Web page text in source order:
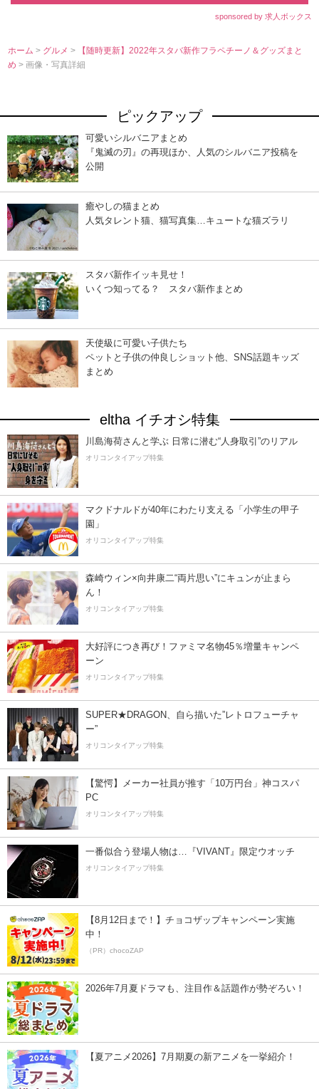
sponsored by 求人ボックス
ホーム > グルメ>
【随時更新】2022年スタバ新作フラペチーノ＆グッズまと
め> 画像・写真詳細
ピックアップ
可愛いシルバニアまとめ
『鬼滅の刃』の再現ほか、人気のシルバニア投稿を
公開
癒やしの猫まとめ
人気タレント猫、猫写真集…キュートな猫ズラリ
スタバ新作イッキ見せ！
いくつ知ってる？ スタバ新作まとめ
天使級に可愛い子供たち
ペットと子供の仲良しショット他、SNS話題キッズ
まとめ
eltha イチオシ特集
川島海荷さんと学ぶ 日常に潜む“人身取引”のリアル
オリコンタイアップ特集
マクドナルドが40年にわたり支える「小学生の甲子
園」
オリコンタイアップ特集
森崎ウィン×向井康二“両片思い”にキュンが止まら
ん！
オリコンタイアップ特集
大好評につき再び！ファミマ名物45％増量キャンペ
ーン
オリコンタイアップ特集
SUPER★DRAGON、自ら描いた”レトロフューチャ
ー”
オリコンタイアップ特集
【驚愕】メーカー社員が推す「10万円台」神コスパ
PC
オリコンタイアップ特集
一番似合う登場人物は…『VIVANT』限定ウオッチ
オリコンタイアップ特集
【8月12日まで！】チョコザップキャンペーン実施
中！
（PR）chocoZAP
2026年7月夏ドラマも、注目作＆話題作が勢ぞろい！
【夏アニメ2026】7月期夏の新アニメを一挙紹介！